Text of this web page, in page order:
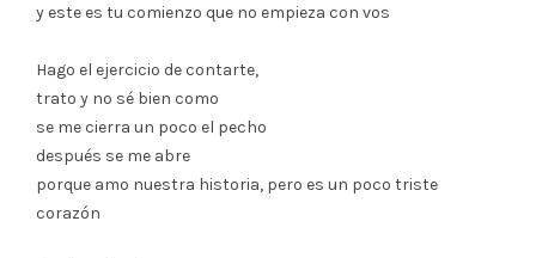
y este es tu comienzo que no empieza con vos
Hago el ejercicio de contarte,
trato y no sé bien como
se me cierra un poco el pecho
después se me abre
porque amo nuestra historia, pero es un poco triste
corazón